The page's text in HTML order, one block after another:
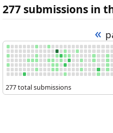
277 submissions in
«
277 total submissions